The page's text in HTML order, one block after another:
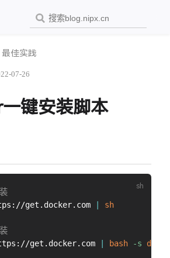
最佳实践
07-26
键安装脚本
get.docker.com sh
get.docker.com bash -s